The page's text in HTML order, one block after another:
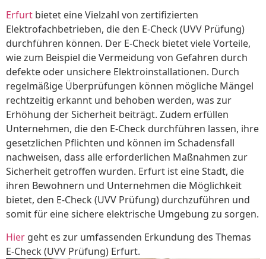
Erfurt bietet eine Vielzahl von zertifizierten
Elektrofachbetrieben, die den E-Check (UVV Prüfung)
durchführen können. Der E-Check bietet viele Vorteile,
wie zum Beispiel die Vermeidung von Gefahren durch
defekte oder unsichere Elektroinstallationen. Durch
regelmäßige Überprüfungen können mögliche Mängel
rechtzeitig erkannt und behoben werden, was zur
Erhöhung der Sicherheit beiträgt. Zudem erfüllen
Unternehmen, die den E-Check durchführen lassen, ihre
gesetzlichen Pflichten und können im Schadensfall
nachweisen, dass alle erforderlichen Maßnahmen zur
Sicherheit getroffen wurden. Erfurt ist eine Stadt, die
ihren Bewohnern und Unternehmen die Möglichkeit
bietet, den E-Check (UVV Prüfung) durchzuführen und
somit für eine sichere elektrische Umgebung zu sorgen.
Hier geht es zur umfassenden Erkundung des Themas
E-Check (UVV Prüfung) Erfurt.